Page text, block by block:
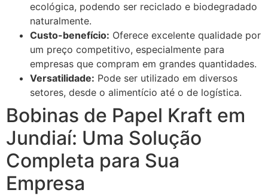
ecológica, podendo ser reciclado e biodegradado
naturalmente.
Custo-benefício: Oferece excelente qualidade por
um preço competitivo, especialmente para
empresas que compram em grandes quantidades.
Versatilidade: Pode ser utilizado em diversos
setores, desde o alimentício até o de logística.
Bobinas de Papel Kraft em
Jundiaí: Uma Solução
Completa para Sua
Empresa